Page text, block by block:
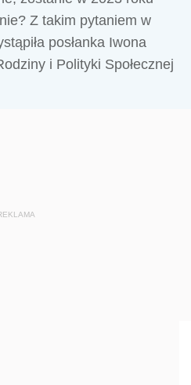
Z takim pytaniem w
posłanka Iwona
i Polityki Społecznej